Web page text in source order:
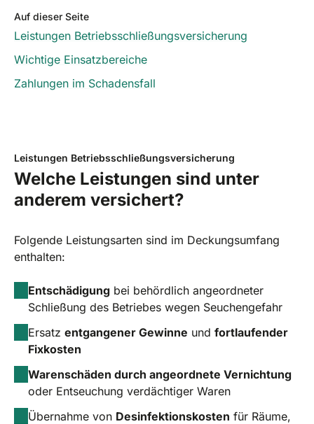
Auf dieser Seite
Leistungen Betriebsschließungsversicherung
Wichtige Einsatzbereiche
Zahlungen im Schadensfall
Leistungen Betriebsschließungsversicherung
Welche Leistungen sind unter
anderem versichert?
Folgende Leistungsarten sind im Deckungsumfang
enthalten:
Entschädigung bei behördlich angeordneter
Schließung des Betriebes wegen Seuchengefahr
Ersatz entgangener Gewinne und fortlaufender
Fixkosten
Warenschäden durch angeordnete Vernichtung
oder Entseuchung verdächtiger Waren
Übernahme von Desinfektionskosten für Räume,